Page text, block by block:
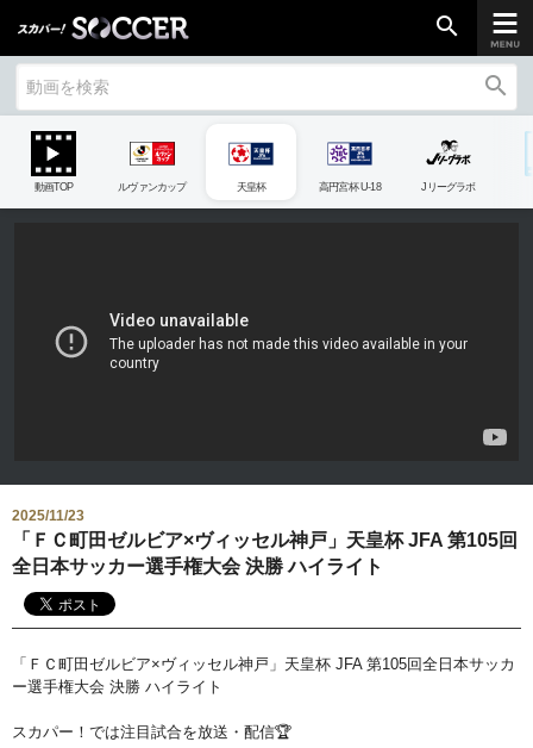
ご加入はこちら
UEFAカンファレンスリーグ
生中継／
おすすめ番組
search
search
動画TOP ルヴァンカップ 天皇杯 高円宮杯 U-18 Jリーグラボ
2025/11/23
「ＦＣ町田ゼルビア×ヴィッセル神戸」天皇杯 JFA 第105回
全日本サッカー選手権大会 決勝 ハイライト
「ＦＣ町田ゼルビア×ヴィッセル神戸」天皇杯 JFA 第105回全日本サッカ
ー選手権大会 決勝 ハイライト
スカパー！では注目試合を放送・配信🏆